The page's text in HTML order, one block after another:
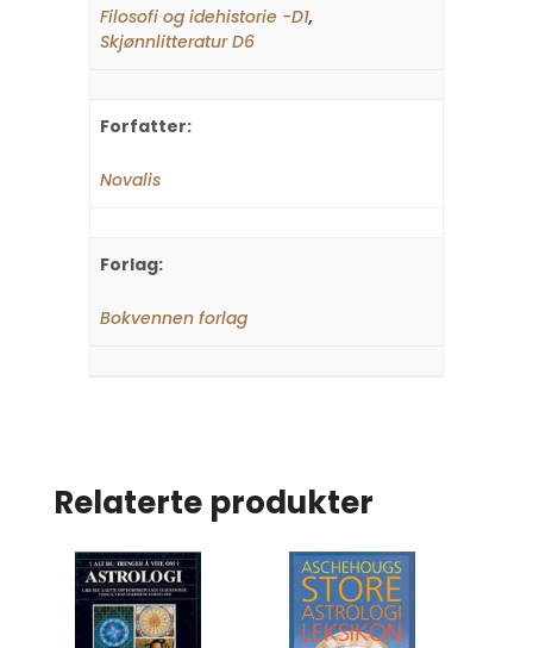
Filosofi og idehistorie -D1,
Skjønnlitteratur D6
Forfatter:
Novalis
Forlag:
Bokvennen forlag
Relaterte produkter